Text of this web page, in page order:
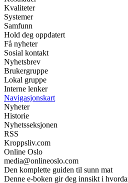
Kvaliteter
Systemer
Samfunn
Hold deg oppdatert
Få nyheter
Sosial kontakt
Nyhetsbrev
Brukergruppe
Lokal gruppe
Interne lenker
Navigasjonskart
Nyheter
Historie
Nyhetsseksjonen
RSS
Kroppsliv.com
Online Oslo
media@onlineoslo.com
Den komplette guiden til sunn mat
Denne e-boken gir deg innsikt i